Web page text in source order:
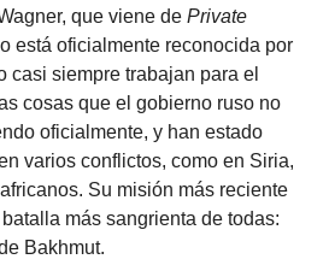
que viene de Private
está oficialmente reconocida por
casi siempre trabajan para el
cosas que el gobierno ruso no
oficialmente, y han estado
varios conflictos, como en Siria,
Su misión más reciente
más sangrienta de todas:
Bakhmut.